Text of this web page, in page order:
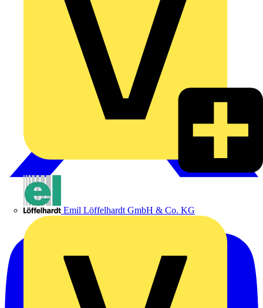
Emil Löffelhardt GmbH & Co. KG